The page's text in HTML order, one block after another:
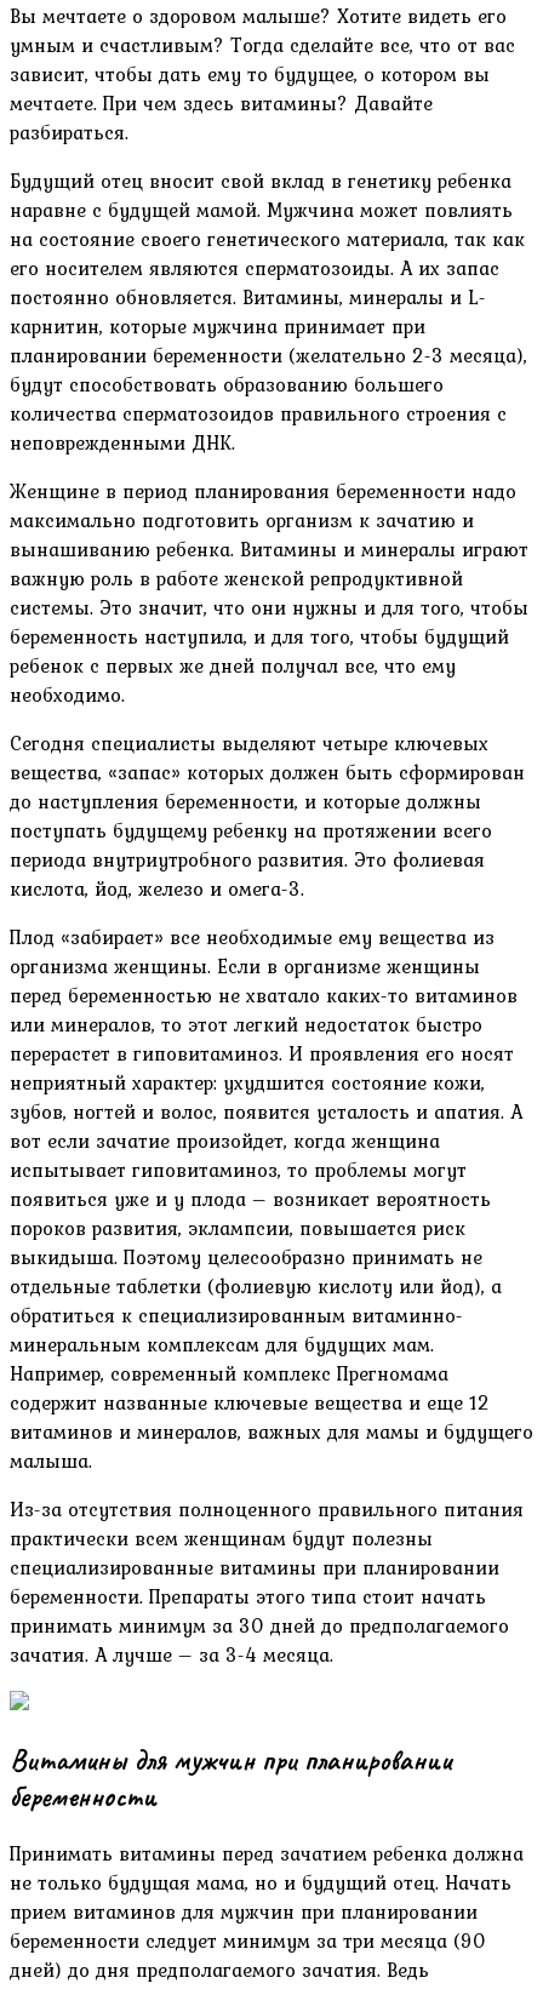
Вы мечтаете о здоровом малыше? Хотите видеть его
умным и счастливым? Тогда сделайте все, что от вас
зависит, чтобы дать ему то будущее, о котором вы
мечтаете. При чем здесь витамины? Давайте
разбираться.
Будущий отец вносит свой вклад в генетику ребенка
наравне с будущей мамой. Мужчина может повлиять
на состояние своего генетического материала, так как
его носителем являются сперматозоиды. А их запас
постоянно обновляется. Витамины, минералы и L-
карнитин, которые мужчина принимает при
планировании беременности (желательно 2-3 месяца),
будут способствовать образованию большего
количества сперматозоидов правильного строения с
неповрежденными ДНК.
Женщине в период планирования беременности надо
максимально подготовить организм к зачатию и
вынашиванию ребенка. Витамины и минералы играют
важную роль в работе женской репродуктивной
системы. Это значит, что они нужны и для того, чтобы
беременность наступила, и для того, чтобы будущий
ребенок с первых же дней получал все, что ему
необходимо.
Сегодня специалисты выделяют четыре ключевых
вещества, «запас» которых должен быть сформирован
до наступления беременности, и которые должны
поступать будущему ребенку на протяжении всего
периода внутриутробного развития. Это фолиевая
кислота, йод, железо и омега-3.
Плод «забирает» все необходимые ему вещества из
организма женщины. Если в организме женщины
перед беременностью не хватало каких-то витаминов
или минералов, то этот легкий недостаток быстро
перерастет в гиповитаминоз. И проявления его носят
неприятный характер: ухудшится состояние кожи,
зубов, ногтей и волос, появится усталость и апатия. А
вот если зачатие произойдет, когда женщина
испытывает гиповитаминоз, то проблемы могут
появиться уже и у плода – возникает вероятность
пороков развития, эклампсии, повышается риск
выкидыша. Поэтому целесообразно принимать не
отдельные таблетки (фолиевую кислоту или йод), а
обратиться к специализированным витаминно-
минеральным комплексам для будущих мам.
Например, современный комплекс Прегномама
содержит названные ключевые вещества и еще 12
витаминов и минералов, важных для мамы и будущего
малыша.
Из-за отсутствия полноценного правильного питания
практически всем женщинам будут полезны
специализированные витамины при планировании
беременности. Препараты этого типа стоит начать
принимать минимум за 30 дней до предполагаемого
зачатия. А лучше – за 3-4 месяца.
Витамины для мужчин при планировании
беременности
Принимать витамины перед зачатием ребенка должна
не только будущая мама, но и будущий отец. Начать
прием витаминов для мужчин при планировании
беременности следует минимум за три месяца (90
дней) до дня предполагаемого зачатия. Ведь